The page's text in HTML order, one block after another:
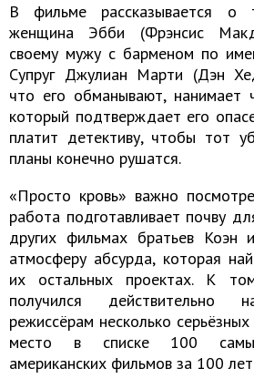
В фильме рассказывается
женщина Эбби (Фрэнсис
своему мужу с барменом по
Супруг Джулиан Марти (Дэн
что его обманывают, нанимает
который подтверждает его
платит детективу, чтобы тот
планы конечно рушатся.
«Просто кровь» важно
работа подготавливает почву
других фильмах братьев Коэн
атмосферу абсурда, которая
их остальных проектах. К
получился действительно
режиссёрам несколько
место в списке 100
американских фильмов за 100